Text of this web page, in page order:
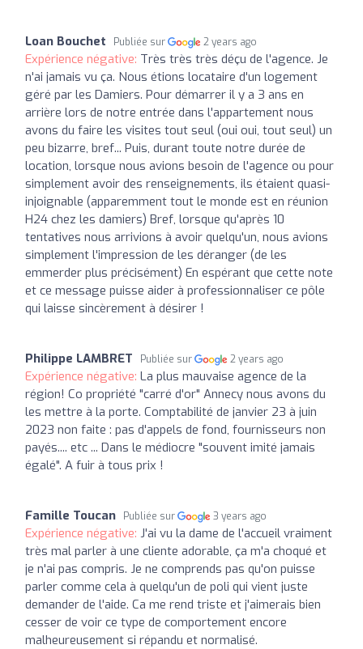
Loan Bouchet Publiée sur 2 years ago
Expérience négative: Très très très déçu de l'agence. Je
n'ai jamais vu ça. Nous étions locataire d'un logement
géré par les Damiers. Pour démarrer il y a 3 ans en
arrière lors de notre entrée dans l'appartement nous
avons du faire les visites tout seul (oui oui, tout seul) un
peu bizarre, bref... Puis, durant toute notre durée de
location, lorsque nous avions besoin de l'agence ou pour
simplement avoir des renseignements, ils étaient quasi-
injoignable (apparemment tout le monde est en réunion
H24 chez les damiers) Bref, lorsque qu'après 10
tentatives nous arrivions à avoir quelqu'un, nous avions
simplement l'impression de les déranger (de les
emmerder plus précisément) En espérant que cette note
et ce message puisse aider à professionnaliser ce pôle
qui laisse sincèrement à désirer !
Philippe LAMBRET Publiée sur 2 years ago
Expérience négative: La plus mauvaise agence de la
région! Co propriété "carré d'or" Annecy nous avons du
les mettre à la porte. Comptabilité de janvier 23 à juin
2023 non faite : pas d'appels de fond, fournisseurs non
payés.... etc ... Dans le médiocre "souvent imité jamais
égalé". A fuir à tous prix !
Famille Toucan Publiée sur 3 years ago
Expérience négative: J'ai vu la dame de l'accueil vraiment
très mal parler à une cliente adorable, ça m'a choqué et
je n'ai pas compris. Je ne comprends pas qu'on puisse
parler comme cela à quelqu'un de poli qui vient juste
demander de l'aide. Ca me rend triste et j'aimerais bien
cesser de voir ce type de comportement encore
malheureusement si répandu et normalisé.